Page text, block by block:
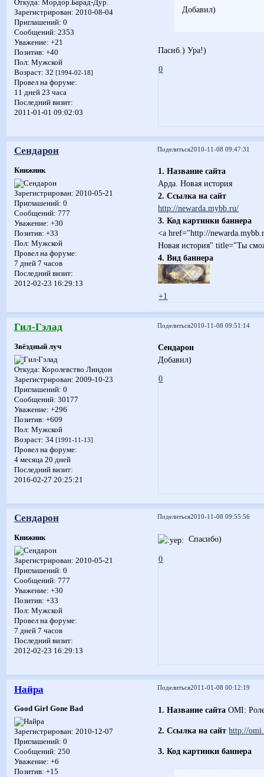
Откуда: Мордор.Барад-Дур.
Зарегистрирован: 2010-08-04
Приглашений: 0
Сообщений: 2353
Уважение: +21
Позитив: +40
Пол: Мужской
Возраст: 32 [1994-02-18]
Провел на форуме:
11 дней 23 часа
Последний визит:
2011-01-01 09:02:03
Добавил)
Пасиб.) Ура!)
0
Поделиться2010-11-08 09:47:31
Сендарон
Книжник
Зарегистрирован: 2010-05-21
Приглашений: 0
Сообщений: 777
Уважение: +30
Позитив: +33
Пол: Мужской
Провел на форуме:
7 дней 7 часов
Последний визит:
2012-02-23 16:29:13
1. Название сайта
Арда. Новая история
2. Ссылка на сайт
http://newarda.mybb.ru/
3. Код картинки баннера
<a href="http://
Новая история" title="Ты
4. Вид баннера
+1
Поделиться2010-11-08 09:51:14
Гил-Гэлад
Звёздный луч
Откуда: Королевство Линдон
Зарегистрирован: 2009-10-23
Приглашений: 0
Сообщений: 30177
Уважение: +296
Позитив: +609
Пол: Мужской
Возраст: 34 [1991-11-13]
Провел на форуме:
4 месяца 20 дней
Последний визит:
2016-02-27 20:25:21
Сендарон
Добавил)
0
Поделиться2010-11-08 09:55:56
Сендарон
Книжник
Зарегистрирован: 2010-05-21
Приглашений: 0
Сообщений: 777
Уважение: +30
Позитив: +33
Пол: Мужской
Провел на форуме:
7 дней 7 часов
Последний визит:
2012-02-23 16:29:13
Спасибо)
0
Поделиться2011-01-08 00:12:19
Найра
Good Girl Gone Bad
Зарегистрирован: 2010-12-07
Приглашений: 0
Сообщений: 250
Уважение: +6
Позитив: +15
1. Название сайта OMI:
2. Ссылка на сайт http://
3. Код картинки баннера